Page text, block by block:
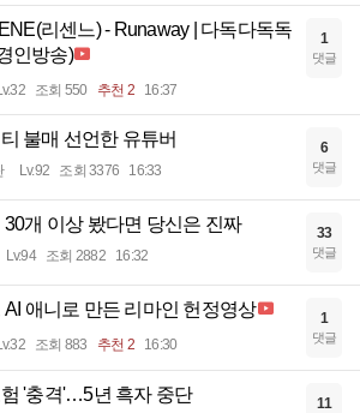
리센느) - Runaway | 다독다독독
인방송)
조회 550 추천 2 16:37
1
댓글
불매 선언한 유튜버
Lv.92 조회 3376 16:33
6
댓글
30개 이상 봤다면 당신은 진짜
Lv.94 조회 2882 16:32
33
댓글
AI 애니로 만든 리마인 헌정영상
조회 883 추천 2 16:30
1
댓글
'충격'…5년 흑자 중단 11